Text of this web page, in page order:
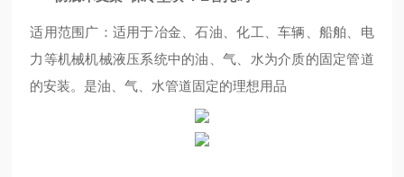
适用范围广：适用于冶金、石油、化工、车辆、船舶、电
力等机械机械液压系统中的油、气、水为介质的固定管道
的安装。是油、气、水管道固定的理想用品